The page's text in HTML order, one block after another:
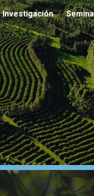
Skip to
Investigación